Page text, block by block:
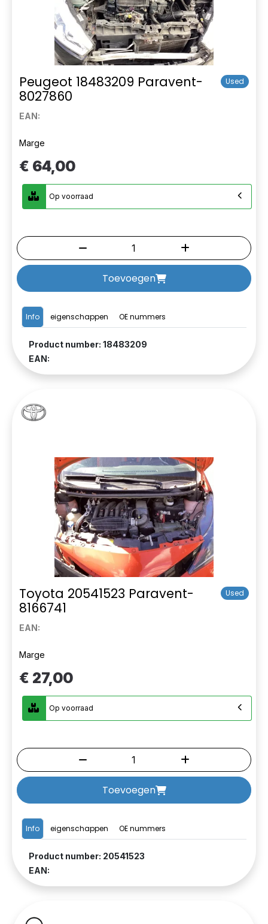
Peugeot 18483209 Paravent-
8027860
Used
EAN:
Info eigenschappen OE nummers
Product number: 18483209
EAN:
Marge
€ 64,00
Op voorraad
Toevoegen
Toyota 20541523 Paravent-
8166741
Used
EAN:
Info eigenschappen OE nummers
Product number: 20541523
EAN:
Marge
€ 27,00
Op voorraad
Toevoegen